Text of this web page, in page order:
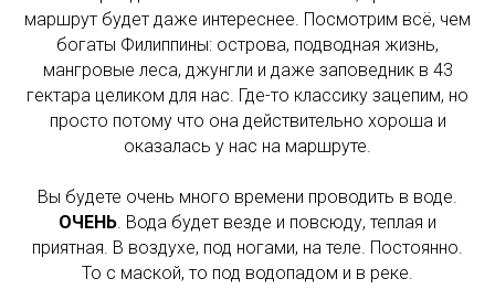
маршрут будет даже интереснее. Посмотрим всё, чем
богаты Филиппины: острова, подводная жизнь,
мангровые леса, джунгли и даже заповедник в 43
гектара целиком для нас. Где-то классику зацепим, но
просто потому что она действительно хороша и
оказалась у нас на маршруте.
Вы будете очень много времени проводить в воде.
ОЧЕНЬ. Вода будет везде и повсюду, теплая и
приятная. В воздухе, под ногами, на теле. Постоянно.
То с маской, то под водопадом и в реке.